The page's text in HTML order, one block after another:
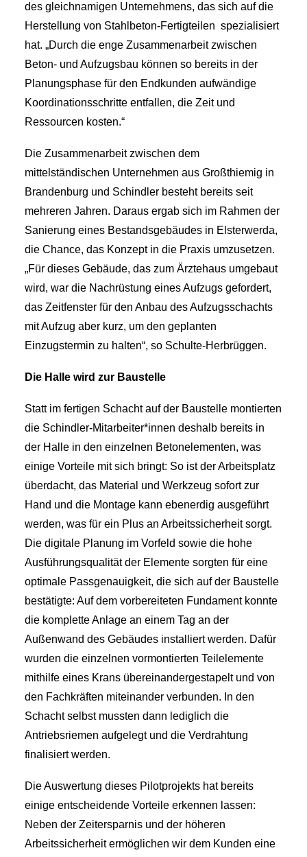
des gleichnamigen Unternehmens, das sich auf die
Herstellung von Stahlbeton-Fertigteilen spezialisiert
hat. „Durch die enge Zusammenarbeit zwischen
Beton- und Aufzugsbau können so bereits in der
Planungsphase für den Endkunden aufwändige
Koordinationsschritte entfallen, die Zeit und
Ressourcen kosten.“
Die Zusammenarbeit zwischen dem
mittelständischen Unternehmen aus Großthiemig in
Brandenburg und Schindler besteht bereits seit
mehreren Jahren. Daraus ergab sich im Rahmen der
Sanierung eines Bestandsgebäudes in Elsterwerda,
die Chance, das Konzept in die Praxis umzusetzen.
„Für dieses Gebäude, das zum Ärztehaus umgebaut
wird, war die Nachrüstung eines Aufzugs gefordert,
das Zeitfenster für den Anbau des Aufzugsschachts
mit Aufzug aber kurz, um den geplanten
Einzugstermin zu halten“, so Schulte-Herbrüggen.
Die Halle wird zur Baustelle
Statt im fertigen Schacht auf der Baustelle montierten
die Schindler-Mitarbeiter*innen deshalb bereits in
der Halle in den einzelnen Betonelementen, was
einige Vorteile mit sich bringt: So ist der Arbeitsplatz
überdacht, das Material und Werkzeug sofort zur
Hand und die Montage kann ebenerdig ausgeführt
werden, was für ein Plus an Arbeitssicherheit sorgt.
Die digitale Planung im Vorfeld sowie die hohe
Ausführungsqualität der Elemente sorgten für eine
optimale Passgenauigkeit, die sich auf der Baustelle
bestätigte: Auf dem vorbereiteten Fundament konnte
die komplette Anlage an einem Tag an der
Außenwand des Gebäudes installiert werden. Dafür
wurden die einzelnen vormontierten Teilelemente
mithilfe eines Krans übereinandergestapelt und von
den Fachkräften miteinander verbunden. In den
Schacht selbst mussten dann lediglich die
Antriebsriemen aufgelegt und die Verdrahtung
finalisiert werden.
Die Auswertung dieses Pilotprojekts hat bereits
einige entscheidende Vorteile erkennen lassen:
Neben der Zeitersparnis und der höheren
Arbeitssicherheit ermöglichen wir dem Kunden eine